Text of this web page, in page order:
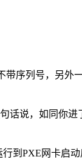
序列号，另
说，如同你
到PXE网卡启